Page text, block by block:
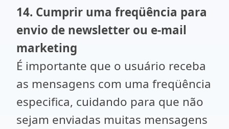
14. Cumprir uma freqüência para
envio de newsletter ou e-mail
marketing
É importante que o usuário receba
as mensagens com uma freqüência
especifica, cuidando para que não
sejam enviadas muitas mensagens